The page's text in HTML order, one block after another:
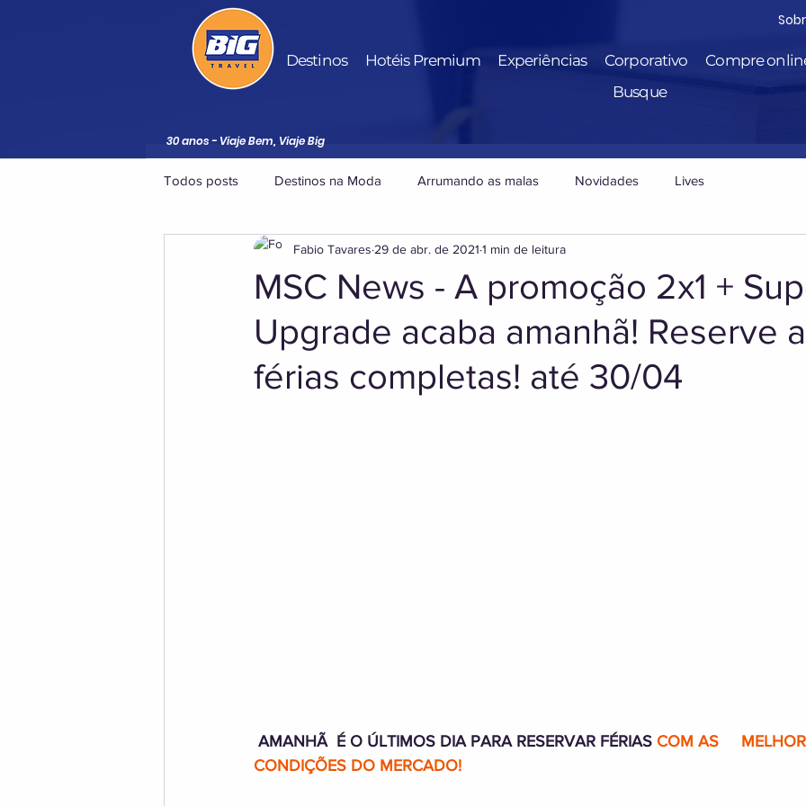
Destinos Hotéis Premium Experiências Corporativo
Compre
Busque
30 anos - Viaje Bem, Viaje Big
Todos posts Destinos na Moda Arrumando as malas Novidades Lives
MSC News - A promoção 2x1 +
Upgrade acaba amanhã! Reserve
férias completas! até 30/04
Fabio Tavares 29 de abr. de 2021 1 min de leitura
AMANHÃ  É O ÚLTIMOS DIA PARA RESERVAR FÉRIAS COM AS
CONDIÇÕES DO MERCADO!